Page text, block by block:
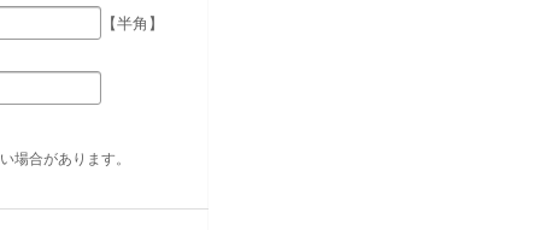
【半角】
場合があります。